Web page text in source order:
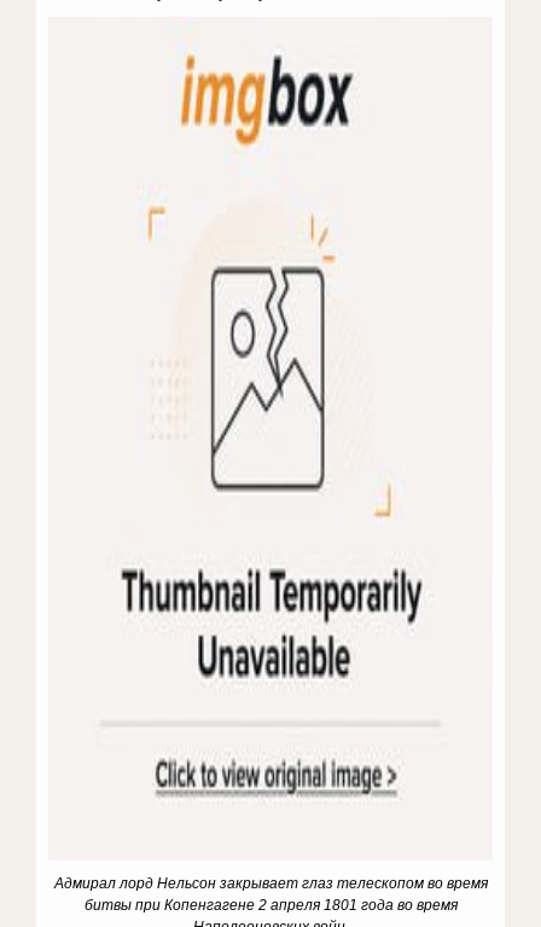
Адмирал лорд Нельсон закрывает глаз телескопом во время
битвы при Копенгагене 2 апреля 1801 года во время